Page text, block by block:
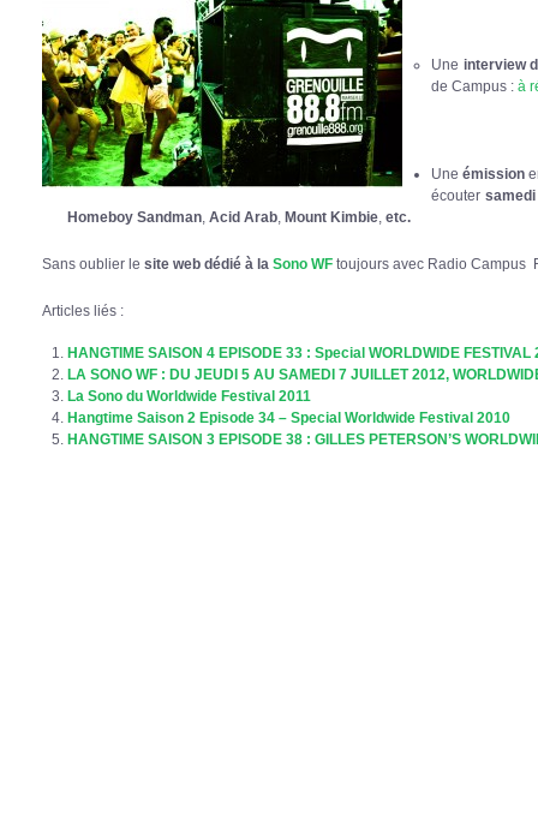
Une interview
de Campus : à
Uneémission
écouter
Homeboy Sandman ,Acid Arab Mount Kimbie ,etc.
Sans oublier le site web dédié à la Sono WF toujours avec Radio Campus
Articles liés :
HANGTIME SAISON 4 EPISODE 33 : Special WORLDWIDE FESTIVAL
LA SONO WF : DU JEUDI 5 AU SAMEDI 7 JUILLET 2012,
La Sono du Worldwide Festival 2011
Hangtime Saison 2 Episode 34 – Special Worldwide Festival 2010
HANGTIME SAISON 3 EPISODE 38 : GILLES PETERSON’S